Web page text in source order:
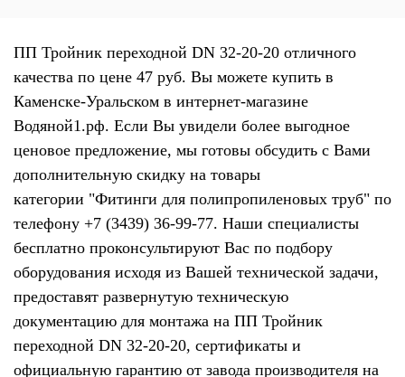
ПП Тройник переходной DN 32-20-20 отличного
качества по цене 47 руб. Вы можете купить в
Каменске-Уральском в интернет-магазине
Водяной1.рф. Если Вы увидели более выгодное
ценовое предложение, мы готовы обсудить с Вами
дополнительную скидку на товары
категории "Фитинги для полипропиленовых труб" по
телефону +7 (3439) 36-99-77. Наши специалисты
бесплатно проконсультируют Вас по подбору
оборудования исходя из Вашей технической задачи,
предоставят развернутую техническую
документацию для монтажа на ПП Тройник
переходной DN 32-20-20, сертификаты и
официальную гарантию от завода производителя на